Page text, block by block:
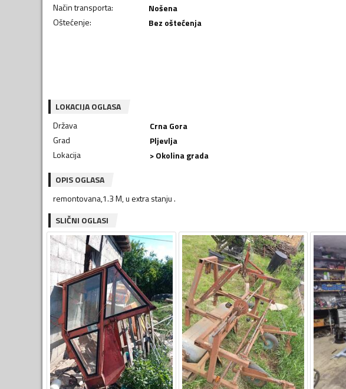
Način transporta:
Nošena
Oštećenje: Bez oštećenja
LOKACIJA OGLASA
Država
Crna Gora
Grad
Pljevlja
Lokacija
> Okolina grada
OPIS OGLASA
remontovana,1.3 M, u extra stanju .
SLIČNI OGLASI